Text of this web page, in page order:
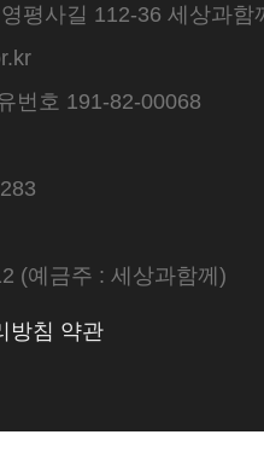
평사길 112-36 세상과
번호 191-82-00068
(예금주 : 세상과함께)
방침 약관